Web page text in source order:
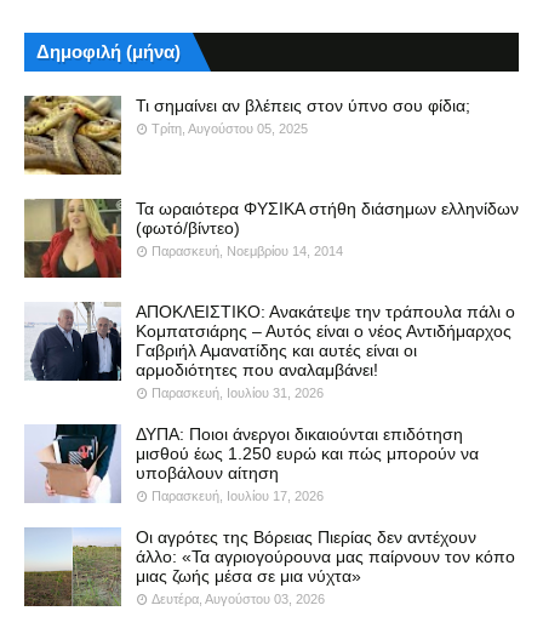
Δημοφιλή (μήνα)
Τι σημαίνει αν βλέπεις στον ύπνο σου φίδια;
Τρίτη, Αυγούστου 05, 2025
Τα ωραιότερα ΦΥΣΙΚΑ στήθη διάσημων ελληνίδων
(φωτό/βίντεο)
Παρασκευή, Νοεμβρίου 14, 2014
ΑΠΟΚΛΕΙΣΤΙΚΟ: Ανακάτεψε την τράπουλα πάλι ο
Κομπατσιάρης – Αυτός είναι ο νέος Αντιδήμαρχος
Γαβριήλ Αμανατίδης και αυτές είναι οι
αρμοδιότητες που αναλαμβάνει!
Παρασκευή, Ιουλίου 31, 2026
ΔΥΠΑ: Ποιοι άνεργοι δικαιούνται επιδότηση
μισθού έως 1.250 ευρώ και πώς μπορούν να
υποβάλουν αίτηση
Παρασκευή, Ιουλίου 17, 2026
Οι αγρότες της Βόρειας Πιερίας δεν αντέχουν
άλλο: «Τα αγριογούρουνα μας παίρνουν τον κόπο
μιας ζωής μέσα σε μια νύχτα»
Δευτέρα, Αυγούστου 03, 2026